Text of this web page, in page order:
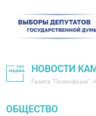
НОВОСТИ
Газета "Посинформ"
ОБЩЕСТВО